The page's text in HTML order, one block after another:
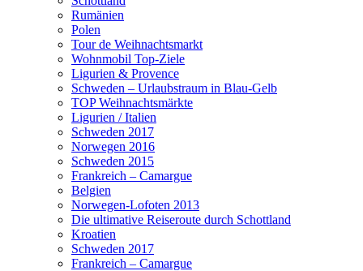
Rumänien
Polen
Tour de Weihnachtsmarkt
Wohnmobil Top-Ziele
Ligurien & Provence
Schweden – Urlaubstraum in Blau-Gelb
TOP Weihnachtsmärkte
Ligurien / Italien
Schweden 2017
Norwegen 2016
Schweden 2015
Frankreich – Camargue
Belgien
Norwegen-Lofoten 2013
Die ultimative Reiseroute durch Schottland
Kroatien
Schweden 2017
Frankreich – Camargue